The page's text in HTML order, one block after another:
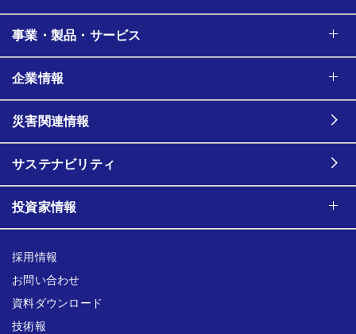
事業・製品・サービス
企業情報
災害関連情報
サステナビリティ
投資家情報
採用情報
お問い合わせ
資料ダウンロード
技術報